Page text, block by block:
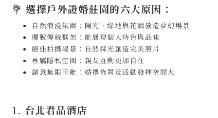
💐 選擇戶外證婚莊園的六大原因：
自然浪漫氛圍：陽光、綠地與花園營造夢幻場景
擺脫傳統框架：能展現個人特色與品味
絕佳拍攝場景：自然採光創造完美照片
專屬隱私空間：親友互動更加自在
創意無限可能：婚禮佈置及活動發揮空間大
1. 台北君品酒店